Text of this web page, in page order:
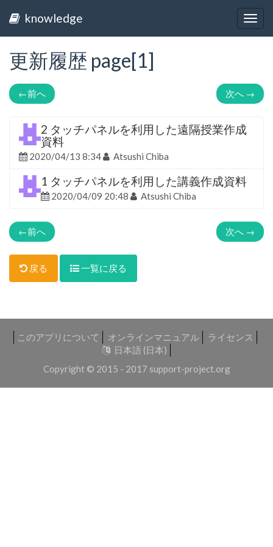
knowledge
更新履歴 page[1]
←前へ 次へ →
2 タッチパネルを利用した遠隔授業作成
資料
2020/04/13 8:34 Atsushi Chiba
1 タッチパネルを利用した講義作成資料
2020/04/09 20:48 Atsushi Chiba
←前へ 次へ →
戻る 一覧に戻る
このアプリについて オンラインマニュアル
ライセンス
日本語 (日本)
Copyright © 2015 - 2017 support-project.org